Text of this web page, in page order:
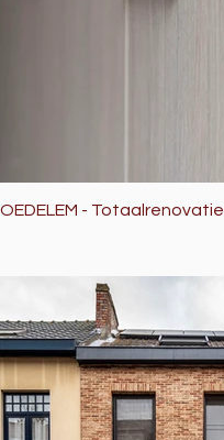
OEDELEM - Totaalrenovatie